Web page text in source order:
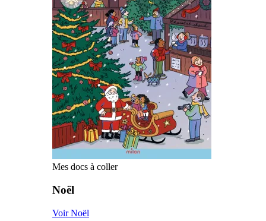
Mes docs à coller
Noël
Voir Noël